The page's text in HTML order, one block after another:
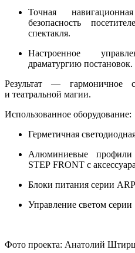
Точная
безопасность
спектакля.
Настроенное
драматургию постановок.
Результат — гармоничное
и театральной магии.
Использованное оборудование:
Герметичная
Алюминиевые
STEP FRONT с
Блоки питания серии
Управление светом
Фото проекта: Анатолий